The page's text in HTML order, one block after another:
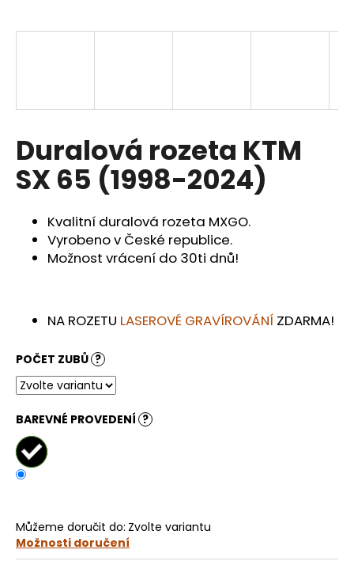
Duralová rozeta KTM
SX 65 (1998-2024)
Kvalitní duralová rozeta MXGO.
Vyrobeno v České republice.
Možnost vrácení do 30ti dnů!
NA ROZETU LASEROVÉ GRAVÍROVÁNÍ ZDARMA!
POČET ZUBŮ ?
BAREVNÉ PROVEDENÍ ?
Můžeme doručit do: Zvolte variantu
Možnosti doručení
j
?
HLEDAT
č
u
j
m
e
XXF
450
(22-